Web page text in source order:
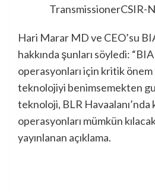
TransmissionerCSIR-
Hari Marar MD ve CEO’su
hakkında şunları söyledi:
operasyonları için kritik önem
teknolojiyi benimsemekten
teknoloji, BLR Havaalanı’nda
operasyonları mümkün
yayınlanan açıklama.